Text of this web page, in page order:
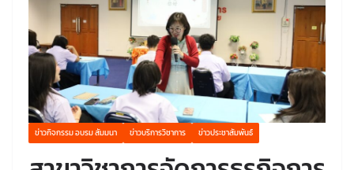
ข่าวกิจกรรม อบรม สัมมนา ข่าวบริการวิชาการ ข่าวประชาสัมพันธ์